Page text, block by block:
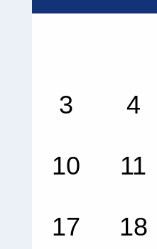
3 4
10 11
17 18